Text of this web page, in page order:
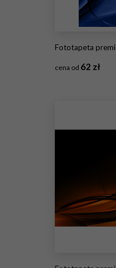
Fototapeta premium
cena od 62 zł